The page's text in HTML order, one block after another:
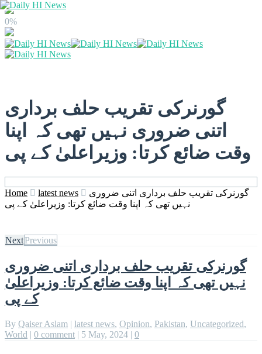
0%
گورنرکی تقریب حلف برداری
اتنی ضروری نہیں تھی کہ اپنا
وقت ضائع کرتا: وزیراعلیٰ کے پی
Home latest news
گورنرکی تقریب حلف برداری اتنی ضروری
نہیں تھی کہ اپنا وقت ضائع کرتا: وزیراعلیٰ کے پی
NextPrevious
گورنرکی تقریب حلف برداری اتنی ضروری
نہیں تھی کہ اپنا وقت ضائع کرتا: وزیراعلیٰ
کے پی
By Qaiser Aslam | latest news, Opinion, Pakistan, Uncategorized,
World | 0 comment | 5 May, 2024 | 0